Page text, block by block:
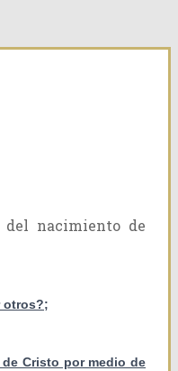
del nacimiento de
otros?;
Cristo por medio de